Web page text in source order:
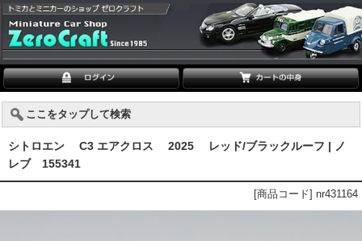
ここをタップして検索
シトロエン C3 エアクロス 2025 レッド/ブラックルーフ | ノ
レブ 155341
[商品コード] nr431164